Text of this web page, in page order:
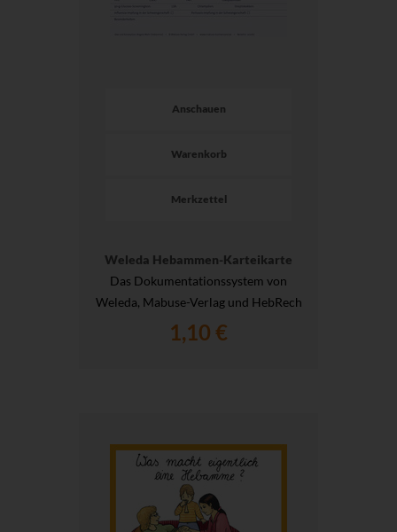
Anschauen
Warenkorb
Merkzettel
Weleda Hebammen-Karteikarte
Das Dokumentationssystem von
Weleda, Mabuse-Verlag und HebRech
1,10 €